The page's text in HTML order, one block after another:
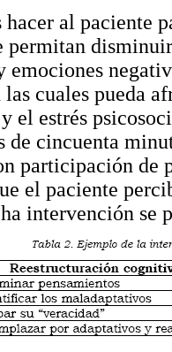
al paciente
permitan
emociones
las cuales pueda
el estrés
de cincuenta
participación de
el paciente
intervención se